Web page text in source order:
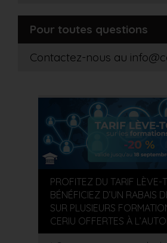
Pour toutes questions
Contactez-nous au
PROFITEZ DU TARIF LÈVE-
BÉNÉFICIEZ D’UN RABAIS
SUR PLUSIEURS
CERIU OFFERTES À